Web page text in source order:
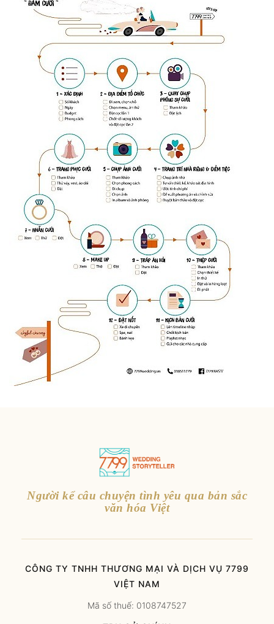
Người kể câu chuyện tình yêu qua bản sắc
văn hóa Việt
CÔNG TY TNHH THƯƠNG MẠI VÀ DỊCH VỤ 7799
VIỆT NAM
Mã số thuế: 0108747527